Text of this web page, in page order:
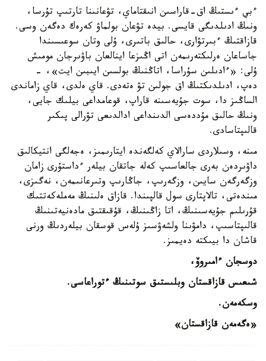
ءبي ءىستىڭ اق-قاراسىن انىقتاماي، تۋعانىنا تارتىپ تۇرسا،
ونىڭ ادىلدىگى قايسى. بيدە تۋعان بولماۋ كەرەك دەگەن وسى.
قازاقتىڭ ءبىرتۋارى، حالىق باتىرى، ۇلى وتان سوعىسىندا
جاساعان ەرلىكتەرىمەن اتى اڭىزعا اينالعان باۋىرجان مومىش
ۇلى: «ءادىلىن سۇراسا، اتاڭنىڭ بولسىن ايىبىن ايت»، -
دەپ، ادىلدىكتىڭ اق جولىن تۋ ەتەدى. قاي ەلدى، قاي زاماندى
الساڭىز دا، سوت جۇيەسىنە قاراپ، قوعامداعى بيلىك جايى،
ونىڭ حالىق مۇددەسى الدىنداعى ادالدىعى تۋرالى پىكىر
قالىپتاسادى.
مىنە، وسىلاردى سارالاي كەلگەندە ايتارىمىز، ەجەلگى انتيكالىق
داۋىردەن بەرى جالعاسىپ كەلە جاتقان بيلەر ءداستۇرى زامان
وزگەرگەن سايىن، وزگەرىپ، جاڭارىپ وتىرعانىمەن، نەگىزى،
مىندەتى، تالاپتارى سول قالپىندا. قازاق ەلىنىڭ مەملەكەتتىك
قۇرىلىم جۇيەسىنىڭ، اتا زاڭىنىڭ، قۇقىقتىق مادەنيەتىنىڭ
قالىپتاسىپ، دامۋىنا ولشەۋسىز ۇلەس قوسقان بيلەردىڭ ورنى
قاشان دا بيىكتە دەيمىز.
دوسجان ءامىروۆ،
شىعىس قازاقستان وبلىستىق سوتىنىڭ ءتوراعاسى.
وسكەمەن.
«ەگەمەن قازاقستان»